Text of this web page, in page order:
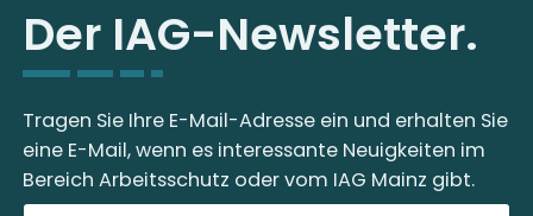
Der IAG-Newsletter.
Tragen Sie Ihre E-Mail-Adresse ein und erhalten Sie
eine E-Mail, wenn es interessante Neuigkeiten im
Bereich Arbeitsschutz oder vom IAG Mainz gibt.